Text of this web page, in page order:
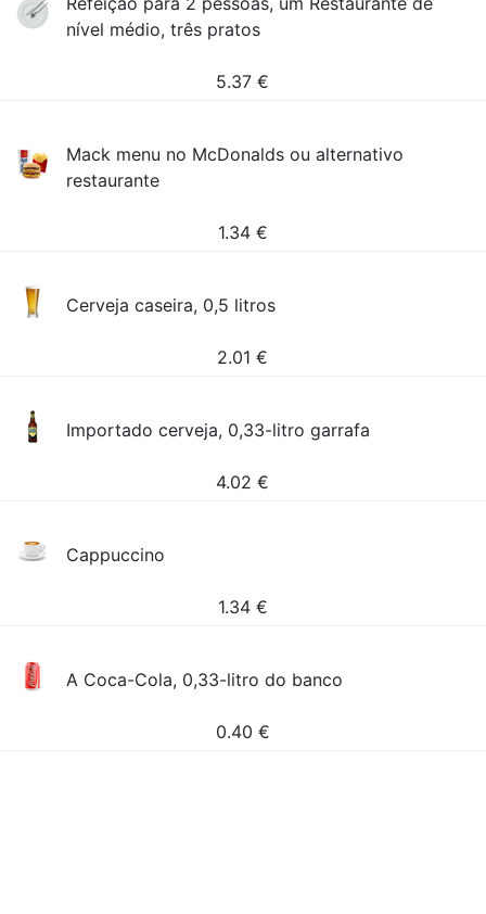
nível médio, três pratos
5.37 €
Mack menu no McDonalds ou alternativo
restaurante
1.34 €
Cerveja caseira, 0,5 litros
2.01 €
Importado cerveja, 0,33-litro garrafa
4.02 €
Cappuccino
1.34 €
A Coca-Cola, 0,33-litro do banco
0.40 €